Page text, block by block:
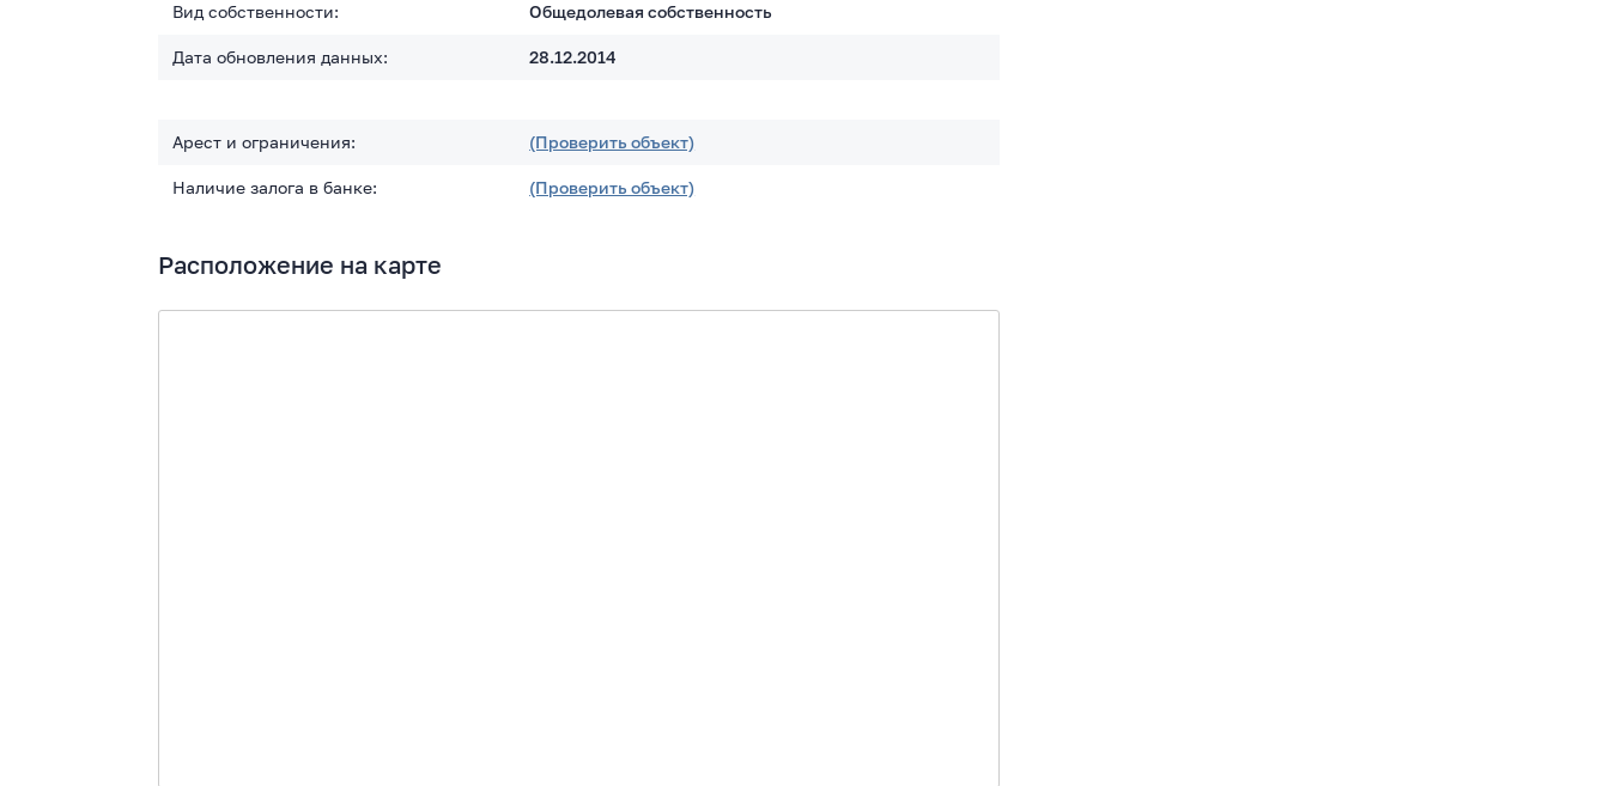
Вид собственности: Общедолевая собственность
Дата обновления данных: 28.12.2014
Арест и ограничения: (Проверить объект)
Наличие залога в банке: (Проверить объект)
Расположение на карте